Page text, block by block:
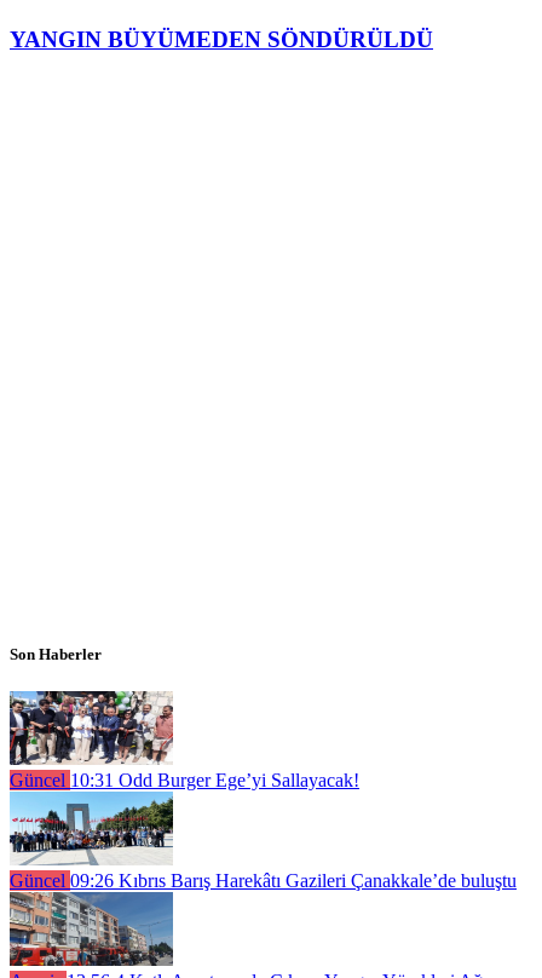
YANGIN BÜYÜMEDEN SÖNDÜRÜLDÜ
Son Haberler
Güncel 10:31 Odd Burger Ege’yi Sallayacak!
Güncel 09:26 Kıbrıs Barış Harekâtı Gazileri Çanakkale’de buluştu